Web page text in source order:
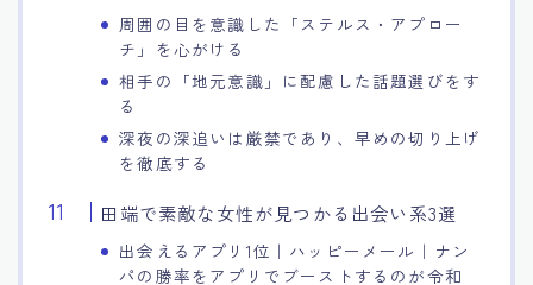
周囲の目を意識した「ステルス・アプロー
チ」を心がける
相手の「地元意識」に配慮した話題選びをす
る
深夜の深追いは厳禁であり、早めの切り上げ
を徹底する
田端で素敵な女性が見つかる出会い系3選
出会えるアプリ1位｜ハッピーメール｜ナン
パの勝率をアプリでブーストするのが令和